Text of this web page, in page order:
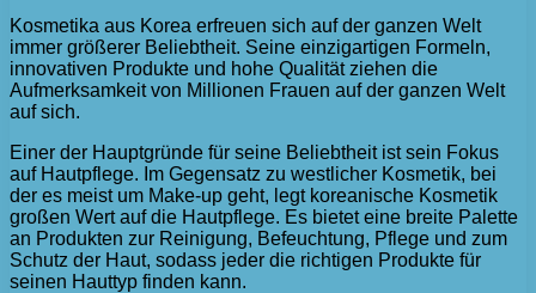
Kosmetika aus Korea erfreuen sich auf der ganzen Welt
immer größerer Beliebtheit. Seine einzigartigen Formeln,
innovativen Produkte und hohe Qualität ziehen die
Aufmerksamkeit von Millionen Frauen auf der ganzen Welt
auf sich.
Einer der Hauptgründe für seine Beliebtheit ist sein Fokus
auf Hautpflege. Im Gegensatz zu westlicher Kosmetik, bei
der es meist um Make-up geht, legt koreanische Kosmetik
großen Wert auf die Hautpflege. Es bietet eine breite Palette
an Produkten zur Reinigung, Befeuchtung, Pflege und zum
Schutz der Haut, sodass jeder die richtigen Produkte für
seinen Hauttyp finden kann.